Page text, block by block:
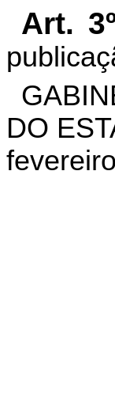
Art.
DO